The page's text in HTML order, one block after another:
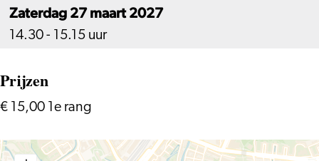
Zaterdag 27 maart 2027
14.30 - 15.15 uur
Prijzen
€ 15,00 1e rang